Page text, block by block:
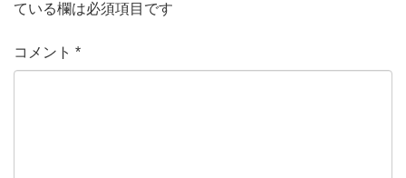
ている欄は必須項目です
コメント *